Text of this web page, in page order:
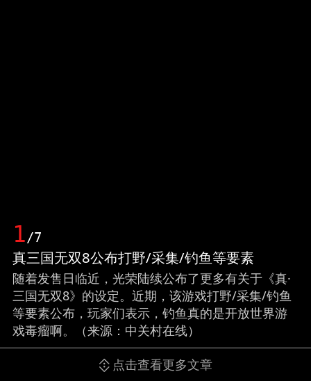
1/7
真三国无双8公布打野/采集/钓鱼等要素
随着发售日临近，光荣陆续公布了更多有关于《真·
三国无双8》的设定。近期，该游戏打野/采集/钓鱼
等要素公布，玩家们表示，钓鱼真的是开放世界游
戏毒瘤啊。（来源：中关村在线）
点击查看更多文章